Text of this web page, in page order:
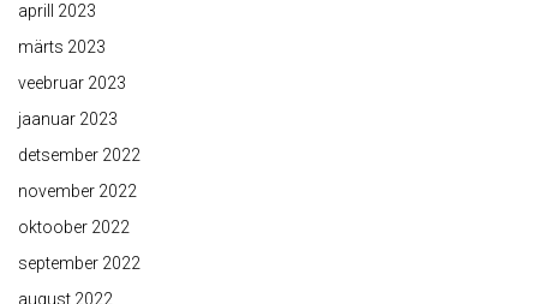
aprill 2023
märts 2023
veebruar 2023
jaanuar 2023
detsember 2022
november 2022
oktoober 2022
september 2022
august 2022